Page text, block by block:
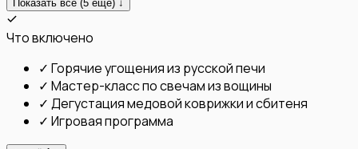
Показать все (5 ещё) ↓
Что включено
✓ Горячие угощения из русской печи
✓ Мастер-класс по свечам из вощины
✓ Дегустация медовой коврижки и сбитеня
✓ Игровая программа